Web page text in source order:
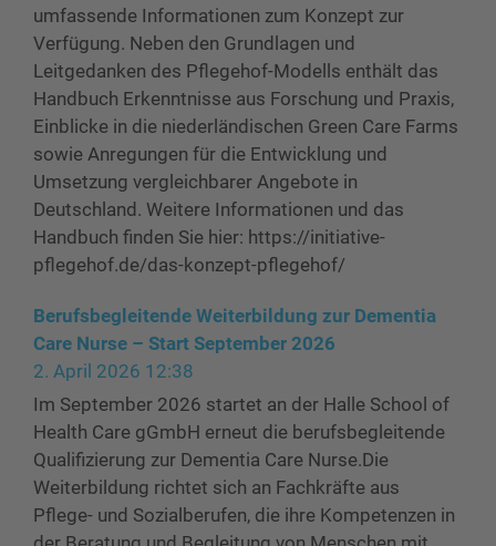
umfassende Informationen zum Konzept zur
Verfügung. Neben den Grundlagen und
Leitgedanken des Pflegehof-Modells enthält das
Handbuch Erkenntnisse aus Forschung und Praxis,
Einblicke in die niederländischen Green Care Farms
sowie Anregungen für die Entwicklung und
Umsetzung vergleichbarer Angebote in
Deutschland. Weitere Informationen und das
Handbuch finden Sie hier: https://initiative-
pflegehof.de/das-konzept-pflegehof/
Berufsbegleitende Weiterbildung zur Dementia
Care Nurse – Start September 2026
2. April 2026 12:38
Im September 2026 startet an der Halle School of
Health Care gGmbH erneut die berufsbegleitende
Qualifizierung zur Dementia Care Nurse.Die
Weiterbildung richtet sich an Fachkräfte aus
Pflege- und Sozialberufen, die ihre Kompetenzen in